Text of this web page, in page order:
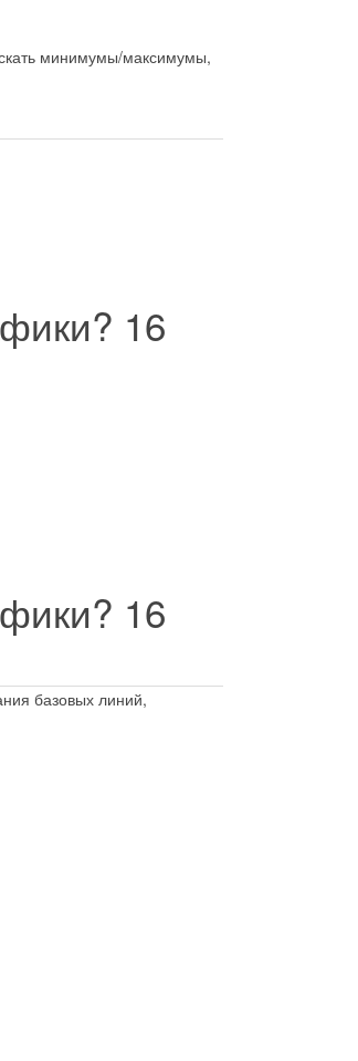
минимумы/максимумы,
16
16
базовых линий,